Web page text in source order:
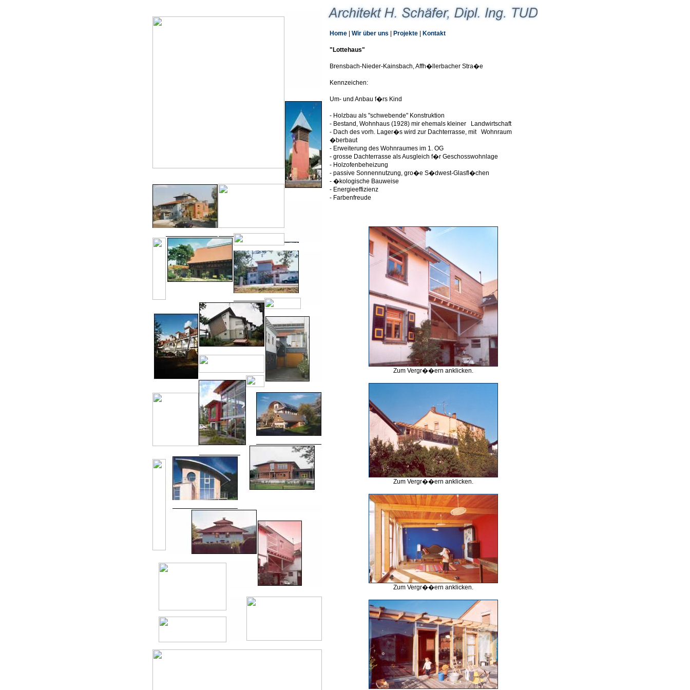
Home| Wir über uns Projekte| Kontakt
"Lottehaus"
Brensbach-Nieder-Kainsbach, Affh�llerbacher Stra�e
Kennzeichen:
Um- und Anbau f�rs Kind
- Holzbau als "schwebende" Konstruktion
- Bestand, Wohnhaus (1928) mir ehemals kleiner Landwirtschaft
- Dach des vorh. Lager�s wird zur Dachterrasse, mit Wohnraum
�berbaut
- Erweiterung des Wohnraumes im 1. OG
- grosse Dachterrasse als Ausgleich f�r Geschosswohnlage
- Holzofenbeheizung
- passive Sonnennutzung, gro�e S�dwest-Glasfl�chen
- �kologische Bauweise
- Energieeffizienz
- Farbenfreude
Zum Vergr��ern anklicken.
Zum Vergr��ern anklicken.
Zum Vergr��ern anklicken.